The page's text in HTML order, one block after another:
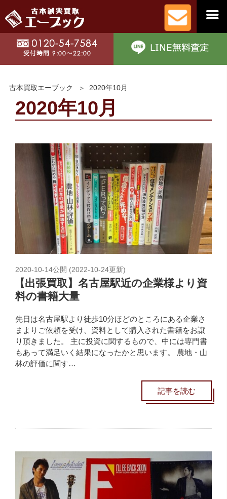
古本買取エーブック 2020年10月
2020年10月
2020-10-14公開 (2022-10-24更新)
【出張買取】名古屋駅近の企業様より資
料の書籍大量
先日は名古屋駅より徒歩10分ほどのところにある企業さ
まよりご依頼を受け、資料として購入された書籍をお譲
り頂きました。 主に投資に関するもので、中には専門書
もあって満足いく結果になったかと思います。 農地・山
林の評価に関す…
記事を読む